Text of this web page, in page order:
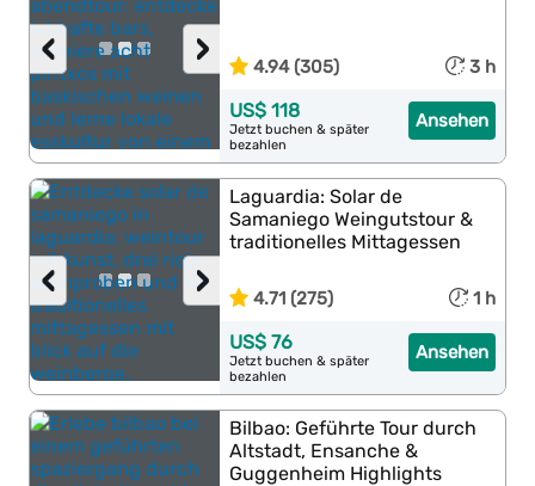
›
‹ 4.94 (305) 3 h
Ansehen
US$ 118
Jetzt buchen & später
bezahlen
›
‹
Laguardia: Solar de
Samaniego Weingutstour &
traditionelles Mittagessen
4.71 (275) 1 h
Ansehen
US$ 76
Jetzt buchen & später
bezahlen
Bilbao: Geführte Tour durch
Altstadt, Ensanche &
Guggenheim Highlights